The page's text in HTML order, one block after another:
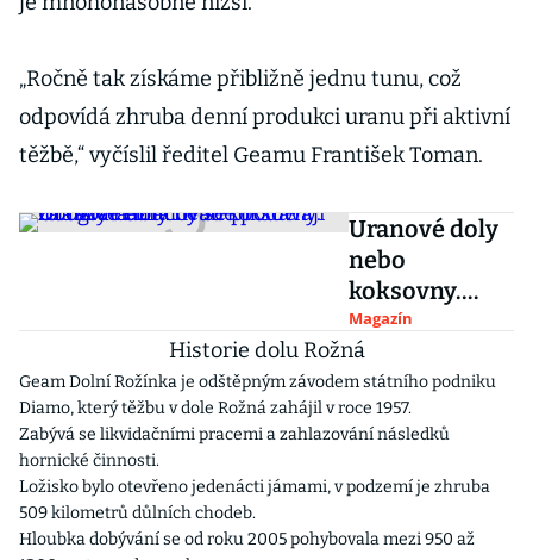
„Ročně tak získáme přibližně jednu tunu, což
odpovídá zhruba denní produkci uranu při aktivní
těžbě,“ vyčíslil ředitel Geamu František Toman.
Uranové doly
nebo
koksovny.
Obrazy
namalované
podle
fotografa
Máchy se
prodávají za
Magazín
Historie dolu Rožná
Geam Dolní Rožínka je odštěpným závodem státního podniku
Diamo, který těžbu v dole Rožná zahájil v roce 1957.
Zabývá se likvidačními pracemi a zahlazování následků
hornické činnosti.
Ložisko bylo otevřeno jedenácti jámami, v podzemí je zhruba
509 kilometrů důlních chodeb.
Hloubka dobývání se od roku 2005 pohybovala mezi 950 až